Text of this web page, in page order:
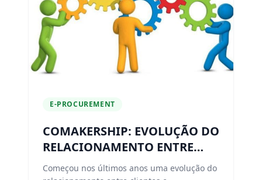
E-PROCUREMENT
COMAKERSHIP: EVOLUÇÃO DO
RELACIONAMENTO ENTRE
CLIENTE E FORNECEDORES
Começou nos últimos anos uma evolução do